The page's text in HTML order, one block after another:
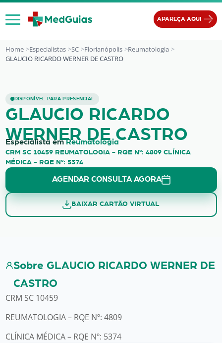
Ir para o conteúdo
APAREÇA AQUI
Home Especialistas SC Florianópolis
Reumatologia
GLAUCIO RICARDO WERNER DE CASTRO
DISPONÍVEL PARA PRESENCIAL
GLAUCIO RICARDO WERNER DE
GLAUCIO RICARDO
WERNER DE CASTRO
Especialista emReumatologia
CRM SC 10459 REUMATOLOGIA - RQE Nº: 4809 CLÍNICA
MÉDICA - RQE Nº: 5374
AGENDAR CONSULTA AGORA
BAIXAR CARTÃO VIRTUAL
Sobre GLAUCIO RICARDO WERNER DE
CASTRO
CRM SC 10459
REUMATOLOGIA – RQE Nº: 4809
CLÍNICA MÉDICA – RQE Nº: 5374